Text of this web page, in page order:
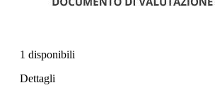
1 disponibili
Dettagli